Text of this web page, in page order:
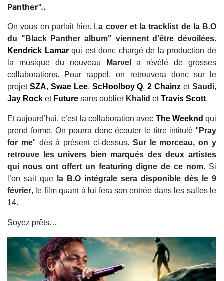
Panther"..
On vous en parlait hier. La cover et la tracklist de la B.O
du "Black Panther album" viennent d’être dévoilées.
Kendrick Lamarqui est donc chargé de la production de
la musique du nouveau
Marvel
a révélé de grosses
collaborations. Pour rappel, on retrouvera donc sur le
projet SZA, Swae Lee, ScHoolboy Q,2 Chainz etSaudi,
Jay Rock et Future sans oublier Khalid etTravis Scott.
Et aujourd’hui, c’est la collaboration avec The Weeknd qui
prend forme. On pourra donc écouter le titre intitulé " Pray
for me" dès à présent ci-dessus. Sur le morceau, on y
retrouve les univers bien marqués des deux artistes
qui nous ont offert un featuring digne de ce nom. Si
l’on sait que la B.O intégrale sera disponible dès le 9
février, le film quant à lui fera son entrée dans les salles le
14.
Soyez prêts…